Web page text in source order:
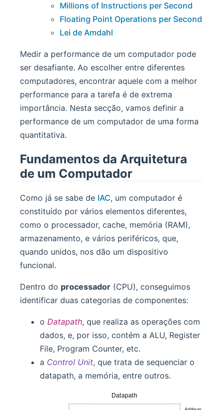
Millions of Instructions per Second
Floating Point Operations per Second
Lei de Amdahl
Medir a performance de um computador pode
ser desafiante. Ao escolher entre diferentes
computadores, encontrar aquele com a melhor
performance para a tarefa é de extrema
importância. Nesta secção, vamos definir a
performance de um computador de uma forma
quantitativa.
Fundamentos da Arquitetura
de um Computador
Como já se sabe de IAC, um computador é
constituído por vários elementos diferentes,
como o processador, cache, memória (RAM),
armazenamento, e vários periféricos, que,
quando unidos, nos dão um dispositivo
funcional.
Dentro do processador (CPU), conseguimos
identificar duas categorias de componentes:
o Datapath, que realiza as operações com
dados, e, por isso, contém a ALU, Register
File, Program Counter, etc.
a Control Unit, que trata de sequenciar o
datapath, a memória, entre outros.